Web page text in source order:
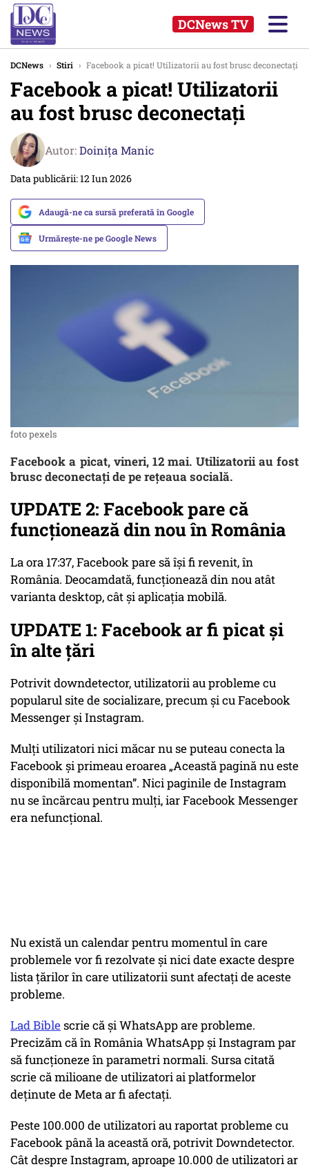
DCNews TV
DCNews › Stiri › Facebook a picat! Utilizatorii au fost brusc deconectați
Facebook a picat! Utilizatorii
au fost brusc deconectați
Autor:Doinița Manic
Data publicării: 12 Iun 2026
Adaugă-ne ca sursă preferată în Google
Urmărește-ne pe Google News
foto pexels
Facebook a picat, vineri, 12 mai. Utilizatorii au fost
brusc deconectați de pe rețeaua socială.
UPDATE 2: Facebook pare că
funcționează din nou în România
La ora 17:37, Facebook pare să își fi revenit, în
România. Deocamdată, funcționează din nou atât
varianta desktop, cât și aplicația mobilă.
UPDATE 1: Facebook ar fi picat și
în alte țări
Potrivit downdetector, utilizatorii au probleme cu
popularul site de socializare, precum și cu Facebook
Messenger și Instagram.
Mulți utilizatori nici măcar nu se puteau conecta la
Facebook și primeau eroarea „Această pagină nu este
disponibilă momentan”. Nici paginile de Instagram
nu se încărcau pentru mulți, iar Facebook Messenger
era nefuncțional.
Nu există un calendar pentru momentul în care
problemele vor fi rezolvate și nici date exacte despre
lista țărilor în care utilizatorii sunt afectați de aceste
probleme.
Lad Biblescrie că și WhatsApp are probleme.
Precizăm că în România WhatsApp și Instagram par
să funcționeze în parametri normali. Sursa citată
scrie că milioane de utilizatori ai platformelor
deținute de Meta ar fi afectați.
Peste 100.000 de utilizatori au raportat probleme cu
Facebook până la această oră, potrivit Downdetector.
Cât despre Instagram, aproape 10.000 de utilizatori ar